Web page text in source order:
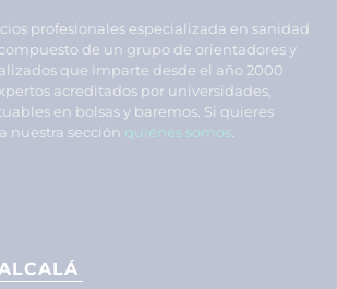
profesionales especializada en sanidad
de un grupo de orientadores y
que imparte desde el año 2000
acreditados por universidades,
en bolsas y baremos. Si quieres
nuestra sección quiénes somos